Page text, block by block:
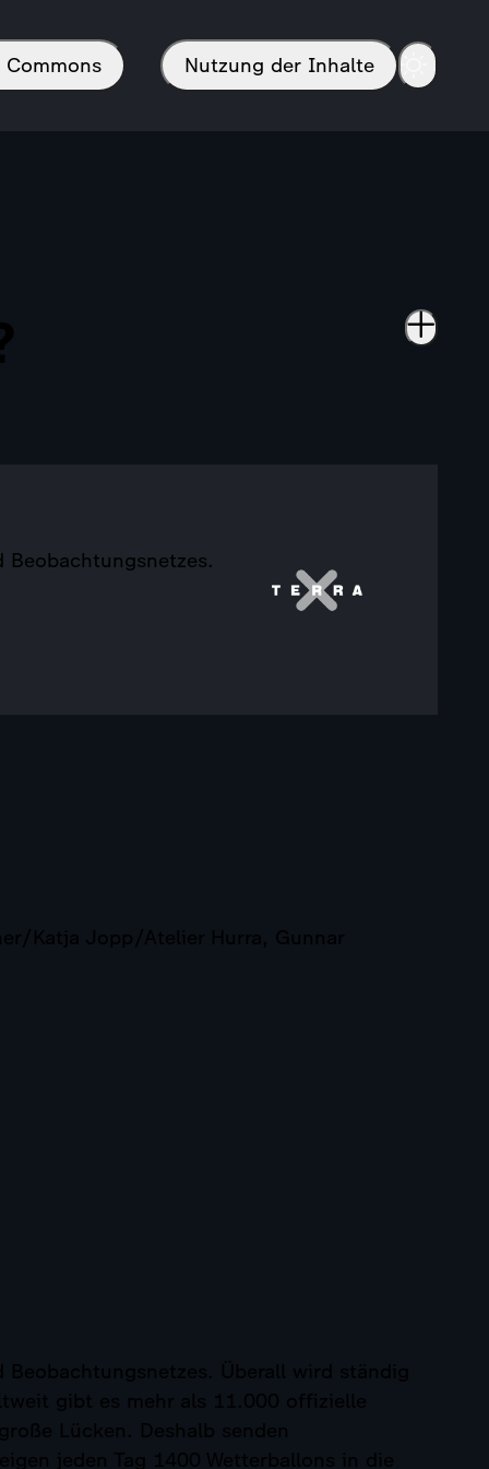
Commons Nutzung der Inhalte
Beobachtungsnetzes.
Katja Jopp/Atelier Hurra, Gunnar
Überall wird ständig
gibt es mehr als 11.000 offizielle
Lücken. Deshalb senden
jeden Tag 1400 Wetterballons in die